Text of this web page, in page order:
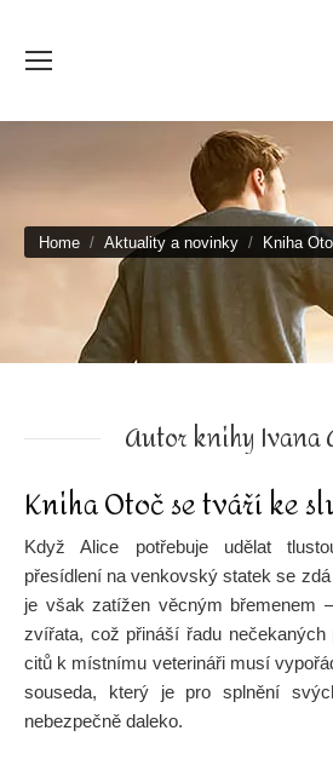
You are here:
Home Aktuality a novinky Kniha
Autor knihy Ivana
Kniha Otoč se tváří ke
Když Alice potřebuje udělat
přesídlení na venkovský statek se
je však zatížen věcným břemenem
zvířata, což přináší řadu
citů k místnímu veterináři musí
souseda, který je pro splnění
nebezpečně daleko.